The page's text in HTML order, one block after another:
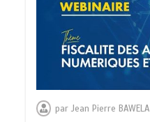
parJean Pierre BAWELA